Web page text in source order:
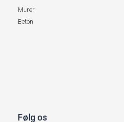
Murer
Beton
Følg os